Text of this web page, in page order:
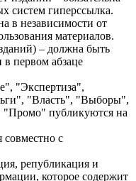
систем гиперссылка.
в независимости от
материалов.
– должна быть
в первом абзаце
"Экспертиза",
"Власть", "Выборы",
"Промо" публикуются на
совместно с
републикация и
которое содержит